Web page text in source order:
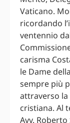
Vaticano.
ricordando
ventennio
carisma
le Dame
sempre più
attraverso
cristiana. Al
Avv.